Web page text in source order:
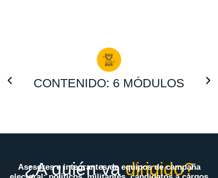
CONTENIDO: 6 MÓDULOS
¿A quién vadirigido?
Asesores e integrantes de equipos de campaña